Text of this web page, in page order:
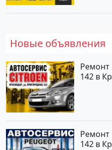
Новые объявления
Ремонт
142 в
142 в